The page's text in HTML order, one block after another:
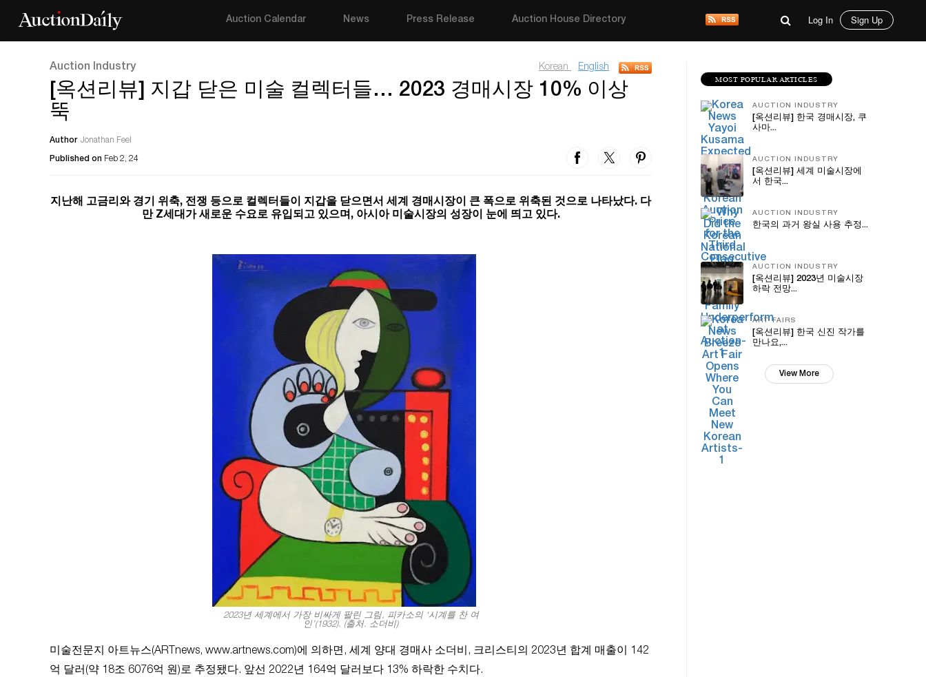
Auction Calendar News Press Release Auction House Directory Log In Sign Up
Auction Industry Korean English
[옥션리뷰] 지갑 닫은 미술 컬렉터들… 2023 경매시장 10% 이상
뚝
Author Jonathan Feel
Published on Feb 2, 24
지난해 고금리와 경기 위축, 전쟁 등으로 컬렉터들이 지갑을 닫으면서 세계 경매시장이 큰 폭으로 위축된 것으로 나타났다. 다
만 Z세대가 새로운 수요로 유입되고 있으며, 아시아 미술시장의 성장이 눈에 띄고 있다.
2023년 세계에서 가장 비싸게 팔린 그림, 피카소의 ‘시계를 찬 여
인’(1932). (출처. 소더비)
미술전문지 아트뉴스(ARTnews, www.artnews.com)에 의하면, 세계 양대 경매사 소더비, 크리스티의 2023년 합계 매출이 142
억 달러(약 18조 6076억 원)로 추정됐다. 앞선 2022년 164억 달러보다 13% 하락한 수치다.
MOST POPULAR ARTICLES
AUCTION INDUSTRY
[옥션리뷰] 한국 경매시장, 쿠
사마...
AUCTION INDUSTRY
[옥션리뷰] 세계 미술시장에
서 한국...
AUCTION INDUSTRY
한국의 과거 왕실 사용 추정...
AUCTION INDUSTRY
[옥션리뷰] 2023년 미술시장
하락 전망...
ART FAIRS
[옥션리뷰] 한국 신진 작가를
만나요,...
View More